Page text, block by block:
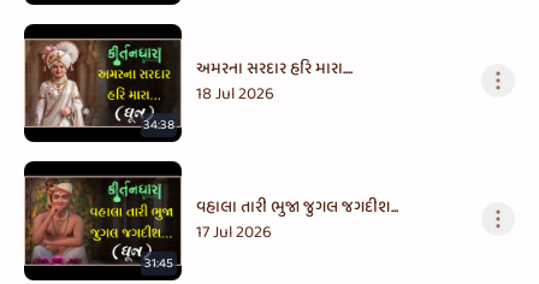
34:38
અમરના સરદાર હરિ મારા....
18 Jul 2026
31:45
વહાલા તારી ભુજા જુગલ જગદીશ...
17 Jul 2026